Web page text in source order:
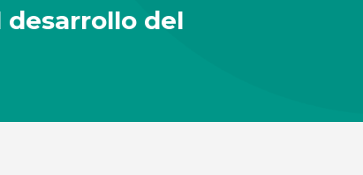
desarrollo del